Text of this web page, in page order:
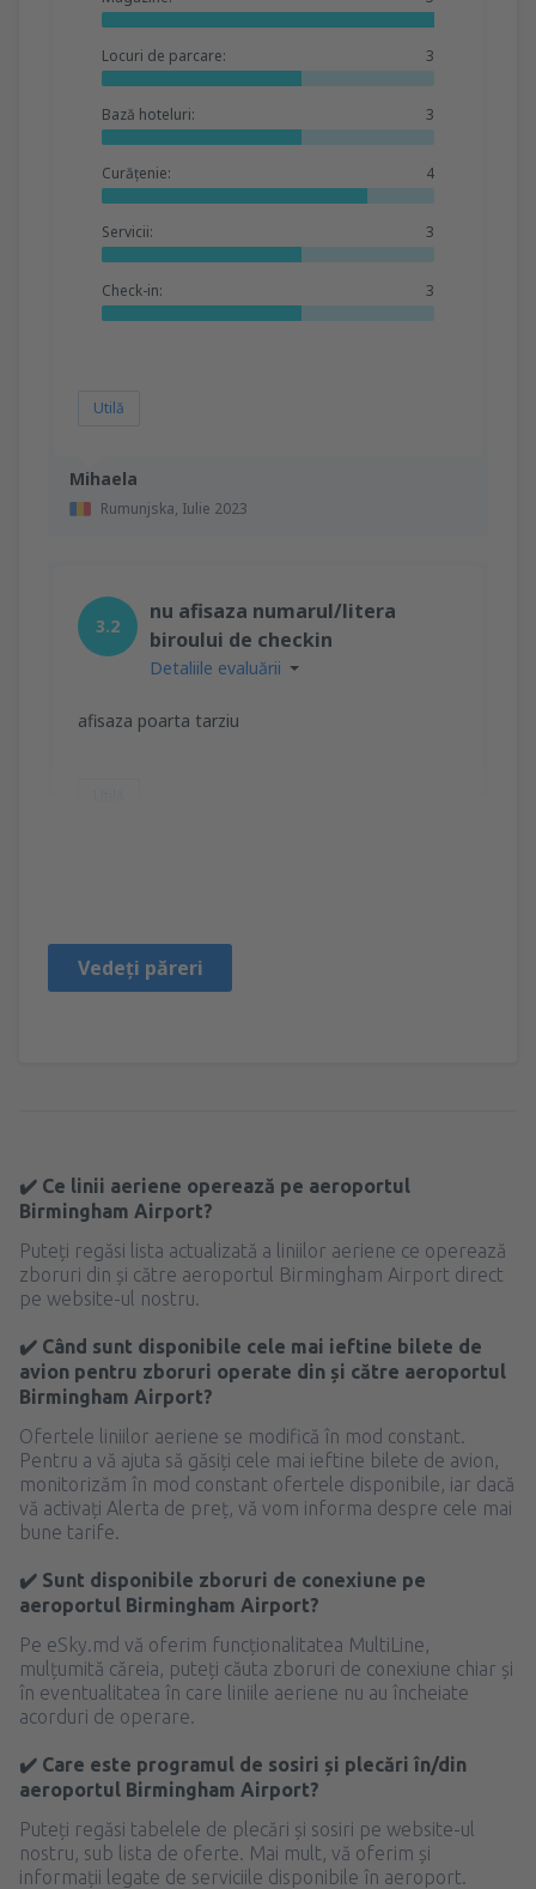
Mihaela
Rumunjska, Iulie 2023
Locuri de parcare: 3
Bază hoteluri: 3
Curățenie: 4
Servicii: 3
Check-in: 3
Utilă
3.2
nu afisaza numarul/litera
biroului de checkin
Detaliile evaluării
afisaza poarta tarziu
Vedeți păreri
✔️ Ce linii aeriene operează pe aeroportul
Birmingham Airport?
Puteți regăsi lista actualizată a liniilor aeriene ce operează
zboruri din și către aeroportul Birmingham Airport direct
pe website-ul nostru.
✔️ Când sunt disponibile cele mai ieftine bilete de
avion pentru zboruri operate din și către aeroportul
Birmingham Airport?
Ofertele liniilor aeriene se modifică în mod constant.
Pentru a vă ajuta să găsiți cele mai ieftine bilete de avion,
monitorizăm în mod constant ofertele disponibile, iar dacă
vă activați Alerta de preț, vă vom informa despre cele mai
bune tarife.
✔️ Sunt disponibile zboruri de conexiune pe
aeroportul Birmingham Airport?
Pe eSky.md vă oferim funcționalitatea MultiLine,
mulțumită căreia, puteți căuta zboruri de conexiune chiar și
în eventualitatea în care liniile aeriene nu au încheiate
acorduri de operare.
✔️ Care este programul de sosiri și plecări în/din
aeroportul Birmingham Airport?
Puteți regăsi tabelele de plecări și sosiri pe website-ul
nostru, sub lista de oferte. Mai mult, vă oferim și
informații legate de serviciile disponibile în aeroport.